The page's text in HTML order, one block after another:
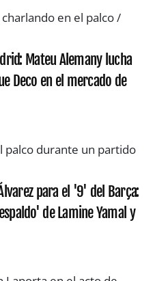
Mateu Alemany lucha
Deco en el mercado de
para el '9' del Barça:
de Lamine Yamal y